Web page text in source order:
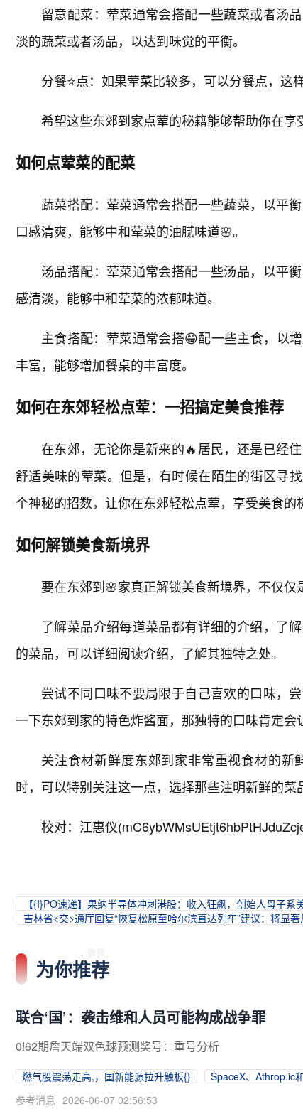
留意配菜：荤菜通常会搭配一些蔬菜或者汤
淡的蔬菜或者汤品，以达到味觉的平衡。
分餐⭐点：如果荤菜比较多，可以分餐点，这
希望这些东郊到家点荤的秘籍能够帮助你在享
如何点荤菜的配菜
蔬菜搭配：荤菜通常会搭配一些蔬菜，以平
口感清爽，能够中和荤菜的油腻味道🌸。
汤品搭配：荤菜通常会搭配一些汤品，以平
感清淡，能够中和荤菜的浓郁味道。
主食搭配：荤菜通常会搭😁配一些主食，以
丰富，能够增加餐桌的丰富度。
如何在东郊轻松点荤：一招搞定美食推荐
在东郊，无论你是新来的🔥居民，还是已经
舒适美味的荤菜。但是，有时候在陌生的街区寻
个神秘的招数，让你在东郊轻松点荤，享受美食的
如何解锁美食新境界
要在东郊到🌸家真正解锁美食新境界，不仅仅
了解菜品介绍每道菜品都有详细的介绍，了
的菜品，可以详细阅读介绍，了解其独特之处。
尝试不同口味不要局限于自己喜欢的口味，
一下东郊到家的特色炸酱面，那独特的口味肯定会
关注食材新鲜度东郊到家非常重视食材的
时，可以特别关注这一点，选择那些注明新鲜的菜
校对：江惠仪
【{I}PO速递】果纳半导体冲刺港股：收入狂飙，创始人母子系
吉林省<交>通厅回复“恢复松原至哈尔滨直达列车”建议：将显
为你推荐
联合‘国’：袭击维和人员可能构成战争罪
0!62期詹天端双色球预测奖号：重号分析
燃气股震荡走高,，国新能源拉升触板{} SpaceX、Athrop.ic
参考消息 2026-06-07 02:56:53